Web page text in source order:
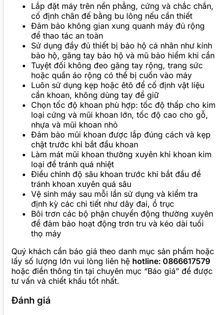
Lắp đặt máy trên nền phẳng, cứng và chắc chắn,
cố định chân đế bằng bu lông nếu cần thiết
Đảm bảo không gian xung quanh máy đủ rộng
để thao tác an toàn
Sử dụng đầy đủ thiết bị bảo hộ cá nhân như kính
bảo hộ, găng tay bảo hộ và mũ bảo hiểm khi cần
Tuyệt đối không đeo găng tay rộng, trang sức
hoặc quần áo rộng có thể bị cuốn vào máy
Luôn sử dụng kẹp hoặc êtô để cố định vật liệu
cần khoan, không dùng tay để giữ
Chọn tốc độ khoan phù hợp: tốc độ thấp cho kim
loại cứng và mũi khoan lớn, tốc độ cao cho gỗ,
nhựa và mũi khoan nhỏ
Đảm bảo mũi khoan được lắp đúng cách và kẹp
chặt trước khi bắt đầu khoan
Làm mát mũi khoan thường xuyên khi khoan kim
loại để tránh quá nhiệt
Điều chỉnh độ sâu khoan trước khi bắt đầu để
tránh khoan xuyên quá sâu
Vệ sinh máy sau mỗi lần sử dụng và kiểm tra
định kỳ các chi tiết như dây đai, ổ trục
Bôi trơn các bộ phận chuyển động thường xuyên
để đảm bảo hoạt động trơn tru và kéo dài tuổi
thọ máy
Quý khách cần báo giá theo danh mục sản phẩm hoặc
lấy số lượng lớn vui lòng liên hệ hotline: 0866617579
hoặc điền thông tin tại chuyên mục “Báo giá” để được
tư vấn và chiết khấu tốt nhất.
Đánh giá